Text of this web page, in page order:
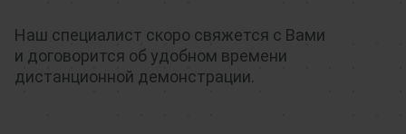
Наш специалист скоро свяжется с Вами
и договорится об удобном времени
дистанционной демонстрации.